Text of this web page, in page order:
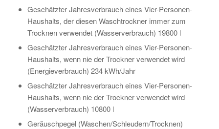
Geschätzter Jahresverbrauch eines Vier-Personen-
Haushalts, der diesen Waschtrockner immer zum
Trocknen verwendet (Wasserverbrauch) 19800 l
Geschätzter Jahresverbrauch eines Vier-Personen-
Haushalts, wenn nie der Trockner verwendet wird
(Energieverbrauch) 234 kWh/Jahr
Geschätzter Jahresverbrauch eines Vier-Personen-
Haushalts, wenn nie der Trockner verwendet wird
(Wasserverbrauch) 10800 l
Geräuschpegel (Waschen/Schleudern/Trocknen)